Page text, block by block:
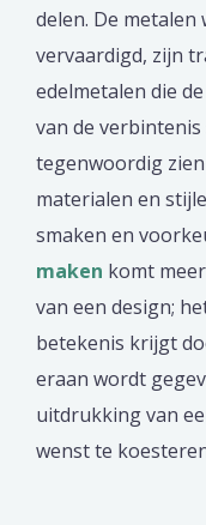
delen. De
vervaardigd, zijn
edelmetalen die
van de
tegenwoordig
materialen en
smaken en
maken komt
van een design;
betekenis krijgt
eraan wordt
uitdrukking van
wenst te